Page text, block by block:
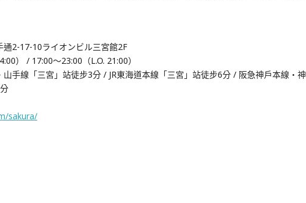
2-17-10ライオンビル三宮館2F
） / 17:00～23:00（L.O. 21:00）
手線「三宮」站徒步3分 / JR東海道本線「三宮」站徒步6分 / 阪急神戶本線・神
sakura/